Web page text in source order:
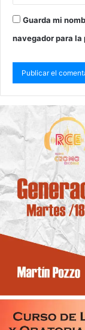
Guarda mi
navegador para la